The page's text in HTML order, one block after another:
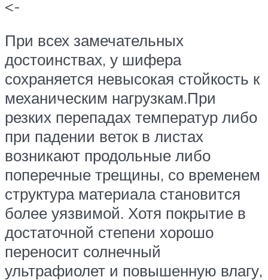
<-
При всех замечательных
достоинствах, у шифера
сохраняется невысокая стойкость к
механическим нагрузкам.При
резких перепадах температур либо
при падении веток в листах
возникают продольные либо
поперечные трещины, со временем
структура материала становится
более уязвимой. Хотя покрытие в
достаточной степени хорошо
переносит солнечный
ультрафиолет и повышенную влагу,